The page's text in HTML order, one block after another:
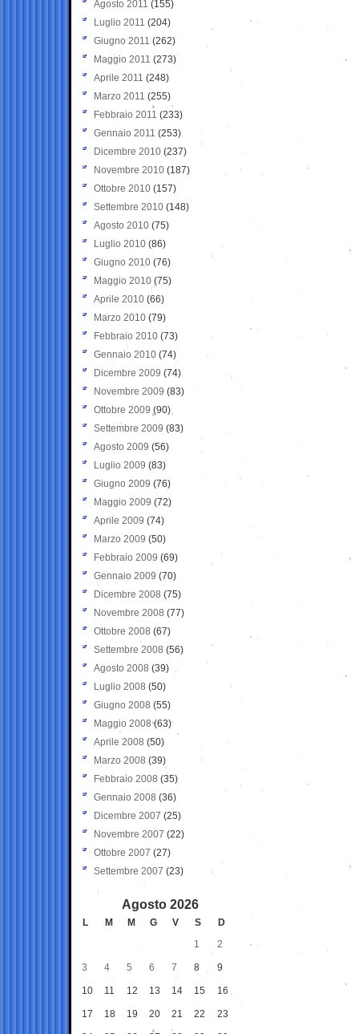
Agosto 2011 (155)
Luglio 2011 (204)
Giugno 2011 (262)
Maggio 2011 (273)
Aprile 2011 (248)
Marzo 2011 (255)
Febbraio 2011 (233)
Gennaio 2011 (253)
Dicembre 2010 (237)
Novembre 2010 (187)
Ottobre 2010 (157)
Settembre 2010 (148)
Agosto 2010 (75)
Luglio 2010 (86)
Giugno 2010 (76)
Maggio 2010 (75)
Aprile 2010 (66)
Marzo 2010 (79)
Febbraio 2010 (73)
Gennaio 2010 (74)
Dicembre 2009 (74)
Novembre 2009 (83)
Ottobre 2009 (90)
Settembre 2009 (83)
Agosto 2009 (56)
Luglio 2009 (83)
Giugno 2009 (76)
Maggio 2009 (72)
Aprile 2009 (74)
Marzo 2009 (50)
Febbraio 2009 (69)
Gennaio 2009 (70)
Dicembre 2008 (75)
Novembre 2008 (77)
Ottobre 2008 (67)
Settembre 2008 (56)
Agosto 2008 (39)
Luglio 2008 (50)
Giugno 2008 (55)
Maggio 2008(63)
Aprile 2008 (50)
Marzo 2008 (39)
Febbraio 2008 (35)
Gennaio 2008 (36)
Dicembre 2007 (25)
Novembre 2007 (22)
Ottobre 2007 (27)
Settembre 2007 (23)
Agosto 2026
L M M G V S
D
1
2
3 4 5 6 7 8 9
10 11 12 13 14 15 16
17 18 19 20 21 22 23